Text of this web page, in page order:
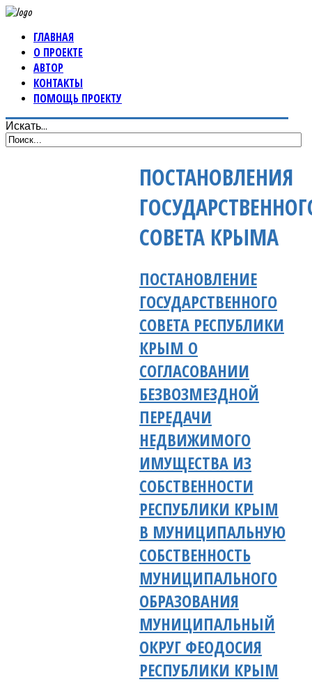
ГЛАВНАЯ
О ПРОЕКТЕ
АВТОР
КОНТАКТЫ
ПОМОЩЬ ПРОЕКТУ
Искать...
ПОСТАНОВЛЕНИЯ
СОВЕТА КРЫМА
ПОСТАНОВЛЕНИЕ
ГОСУДАРСТВЕННОГО
СОВЕТА РЕСПУБЛИКИ
КРЫМ О
СОГЛАСОВАНИИ
БЕЗВОЗМЕЗДНОЙ
ПЕРЕДАЧИ
НЕДВИЖИМОГО
ИМУЩЕСТВА ИЗ
СОБСТВЕННОСТИ
РЕСПУБЛИКИ КРЫМ
В МУНИЦИПАЛЬНУЮ
СОБСТВЕННОСТЬ
МУНИЦИПАЛЬНОГО
ОБРАЗОВАНИЯ
МУНИЦИПАЛЬНЫЙ
ОКРУГ ФЕОДОСИЯ
РЕСПУБЛИКИ КРЫМ